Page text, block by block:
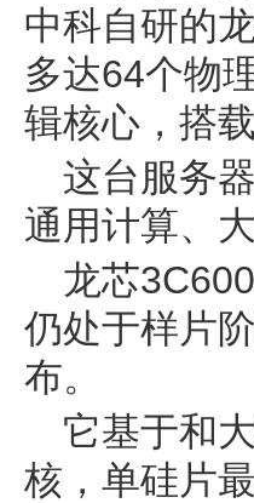
中科自研的
多达64个物
辑核心，搭
这台服务
通用计算、
龙芯
仍处于样片
布。
它基于和
核，单硅片